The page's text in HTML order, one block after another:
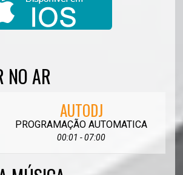
NO AR
AUTODJ
PROGRAMAÇÃO AUTOMATICA
00:01 - 07:00